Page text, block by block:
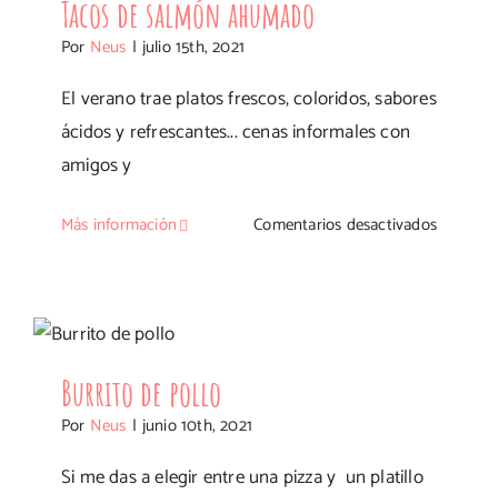
Tacos de salmón ahumado
Por Neus | julio 15th, 2021
El verano trae platos frescos, coloridos, sabores
ácidos y refrescantes... cenas informales con
amigos y
Más información Comentarios desactivadosen
Burrito de pollo
Por Neus | junio 10th, 2021
Si me das a elegir entre una pizza y un platillo